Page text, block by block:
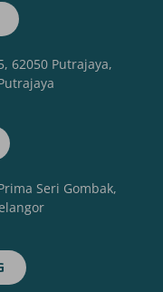
62050 Putrajaya,
Seri Gombak,